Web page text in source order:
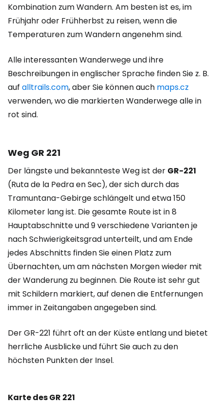
Kombination zum Wandern. Am besten ist es, im
Frühjahr oder Frühherbst zu reisen, wenn die
Temperaturen zum Wandern angenehm sind.
Alle interessanten Wanderwege und ihre
Beschreibungen in englischer Sprache finden Sie z. B.
auf alltrails.com, aber Sie können auch maps.cz
verwenden, wo die markierten Wanderwege alle in
rot sind.
Weg GR 221
Der längste und bekannteste Weg ist der GR-221
(Ruta de la Pedra en Sec), der sich durch das
Tramuntana-Gebirge schlängelt und etwa 150
Kilometer lang ist. Die gesamte Route ist in 8
Hauptabschnitte und 9 verschiedene Varianten je
nach Schwierigkeitsgrad unterteilt, und am Ende
jedes Abschnitts finden Sie einen Platz zum
Übernachten, um am nächsten Morgen wieder mit
der Wanderung zu beginnen. Die Route ist sehr gut
mit Schildern markiert, auf denen die Entfernungen
immer in Zeitangaben angegeben sind.
Der GR-221 führt oft an der Küste entlang und bietet
herrliche Ausblicke und führt Sie auch zu den
höchsten Punkten der Insel.
Karte des GR 221